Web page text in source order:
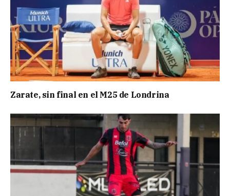
Zarate, sin final en el M25 de Londrina